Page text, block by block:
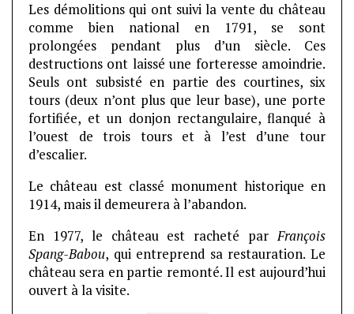
Les démolitions qui ont suivi la vente du château
comme bien national en 1791, se sont
prolongées pendant plus d’un siècle. Ces
destructions ont laissé une forteresse amoindrie.
Seuls ont subsisté en partie des courtines, six
tours (deux n’ont plus que leur base), une porte
fortifiée, et un donjon rectangulaire, flanqué à
l’ouest de trois tours et à l’est d’une tour
d’escalier.
Le château est classé monument historique en
1914, mais il demeurera à l’abandon.
En 1977, le château est racheté parFrançois
Spang-Babou, qui entreprend sa restauration. Le
château sera en partie remonté. Il est aujourd’hui
ouvert à la visite.